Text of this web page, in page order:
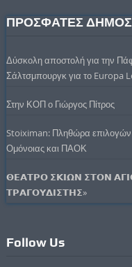
ΠΡΟΣΦΑΤΕΣ
Δύσκολη αποστολή για την
Σάλτσμπουργκ για το Europa
Στην ΚΟΠ ο Γιώργος Πίτρος
Stoiximan: Πληθώρα επιλογών
Ομόνοιας και ΠΑΟΚ
𝝝𝝚𝝖𝝩𝝦𝝤 𝝨𝝟𝝞𝝮𝝢 𝝨𝝩𝝤𝝢
𝝩𝝦𝝖𝝘𝝤𝝪𝝙𝝞𝝨𝝩𝝜𝝨»
Follow Us